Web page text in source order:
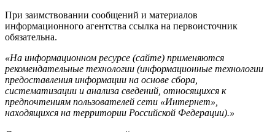
При заимствовании сообщений и материалов
информационного агентства ссылка на первоисточник
обязательна.
«На информационном ресурсе (сайте) применяются
рекомендательные технологии (информационные технологии
предоставления информации на основе сбора,
систематизации и анализа сведений, относящихся к
предпочтениям пользователей сети «Интернет»,
находящихся на территории Российской Федерации).»